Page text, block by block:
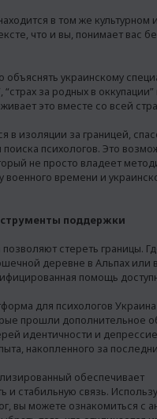
в том же культурном и
что и вы, понимает вас
объяснять украинскому
“страх за родных в
это вместе со всей
в изоляции за границей,
поиска психологов. Это
не просто владеет
военного времени и
поддержки
позволяют стереть границы.
деревне в Альпах или
помощь
для психологов Украина
прошли дополнительное
идентичности и
накопленного за
обеспечивает
и стабильную связь.
вы можете ознакомиться с